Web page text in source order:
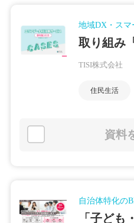
地域DX・スマ
取り組み
TISI株式会社
住民生活
資料
自治体特化の
「子ども